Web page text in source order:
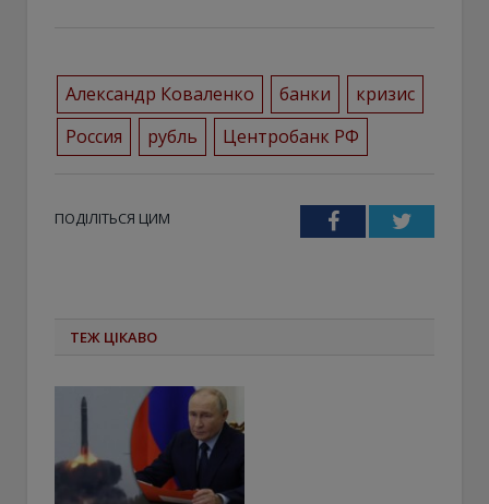
Александр Коваленко банки
кризис
Россия
рубль Центробанк РФ
ПОДІЛІТЬСЯ ЦИМ FacebookTwitter
ТЕЖ ЦІКАВО